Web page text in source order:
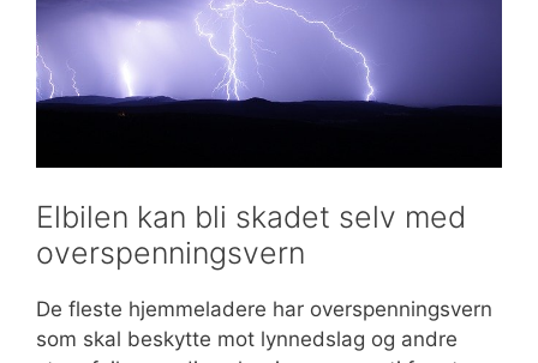
Elbilen kan bli skadet selv med
overspenningsvern
De fleste hjemmeladere har overspenningsvern
som skal beskytte mot lynnedslag og andre